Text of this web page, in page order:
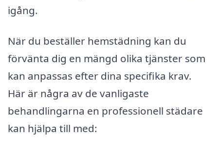
igång.
När du beställer hemstädning kan du
förvänta dig en mängd olika tjänster som
kan anpassas efter dina specifika krav.
Här är några av de vanligaste
behandlingarna en professionell städare
kan hjälpa till med: